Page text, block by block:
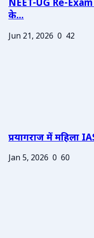
NEET-UG Re-
के...
Jun 21, 2026 0 42
प्रयागराज में महिला
Jan 5, 2026 0 60